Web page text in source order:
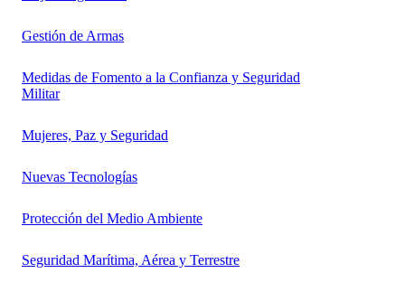
Gestión de Armas
Medidas de Fomento a la Confianza y Seguridad
Militar
Mujeres, Paz y Seguridad
Nuevas Tecnologías
Protección del Medio Ambiente
Seguridad Marítima, Aérea y Terrestre